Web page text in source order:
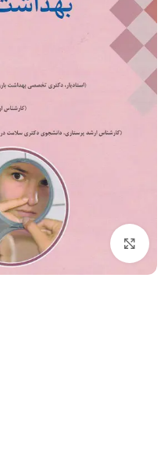
برای بزرگنمایی کلیک کنید